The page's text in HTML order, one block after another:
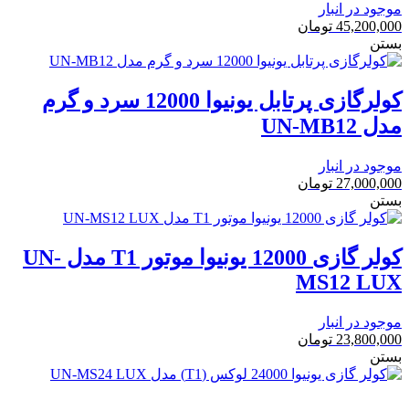
موجود در انبار
45,200,000 تومان
بستن
کولرگازی پرتابل یونیوا 12000 سرد و گرم
مدل UN-MB12
موجود در انبار
27,000,000 تومان
بستن
کولر گازی 12000 یونیوا موتور T1 مدل UN-
MS12 LUX
موجود در انبار
23,800,000 تومان
بستن